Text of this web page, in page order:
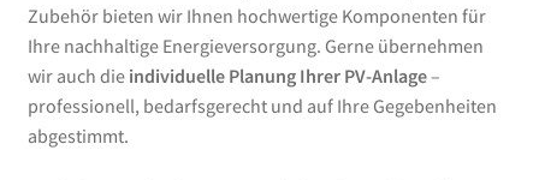
Zubehör bieten wir Ihnen hochwertige Komponenten für
Ihre nachhaltige Energieversorgung. Gerne übernehmen
wir auch die individuelle Planung Ihrer PV-Anlage–
professionell, bedarfsgerecht und auf Ihre Gegebenheiten
abgestimmt.